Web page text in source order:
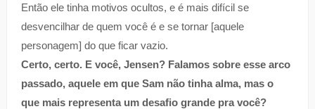
Então ele tinha motivos ocultos, e é mais difícil se
desvencilhar de quem você é e se tornar [aquele
personagem] do que ficar vazio.
Certo, certo. E você, Jensen? Falamos sobre esse arco
passado, aquele em que Sam não tinha alma, mas o
que mais representa um desafio grande pra você?